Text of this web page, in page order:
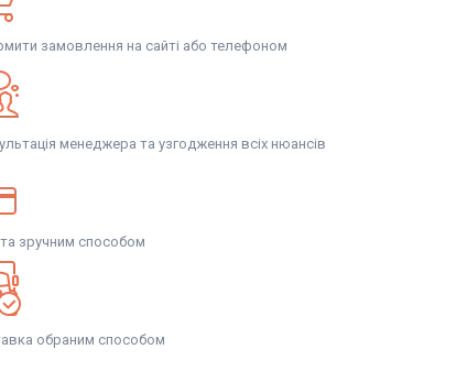
замовлення на сайті або телефоном
менеджера та узгодження всіх нюансів
зручним способом
обраним способом